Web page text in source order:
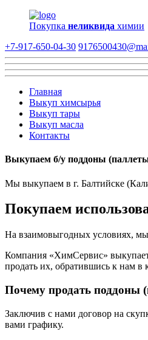
Покупка неликвида химии
+7-917-650-04-30
Главная
Выкуп химсырья
Выкуп тары
Выкуп масла
Контакты
Выкупаем б/у поддоны
Мы выкупаем в г. Балтийске
Покупаем
На взаимовыгодных условиях,
Компания «ХимСервис»
продать их, обратившись к нам в
Почему продать поддоны
Заключив с нами договор на
вами графику.